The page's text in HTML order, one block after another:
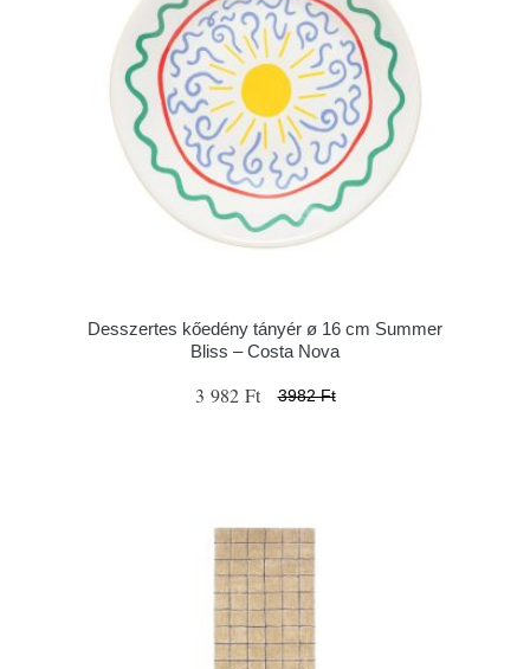
Desszertes kőedény tányér ø 16 cm Summer
Bliss – Costa Nova
3 982 Ft 3982 Ft